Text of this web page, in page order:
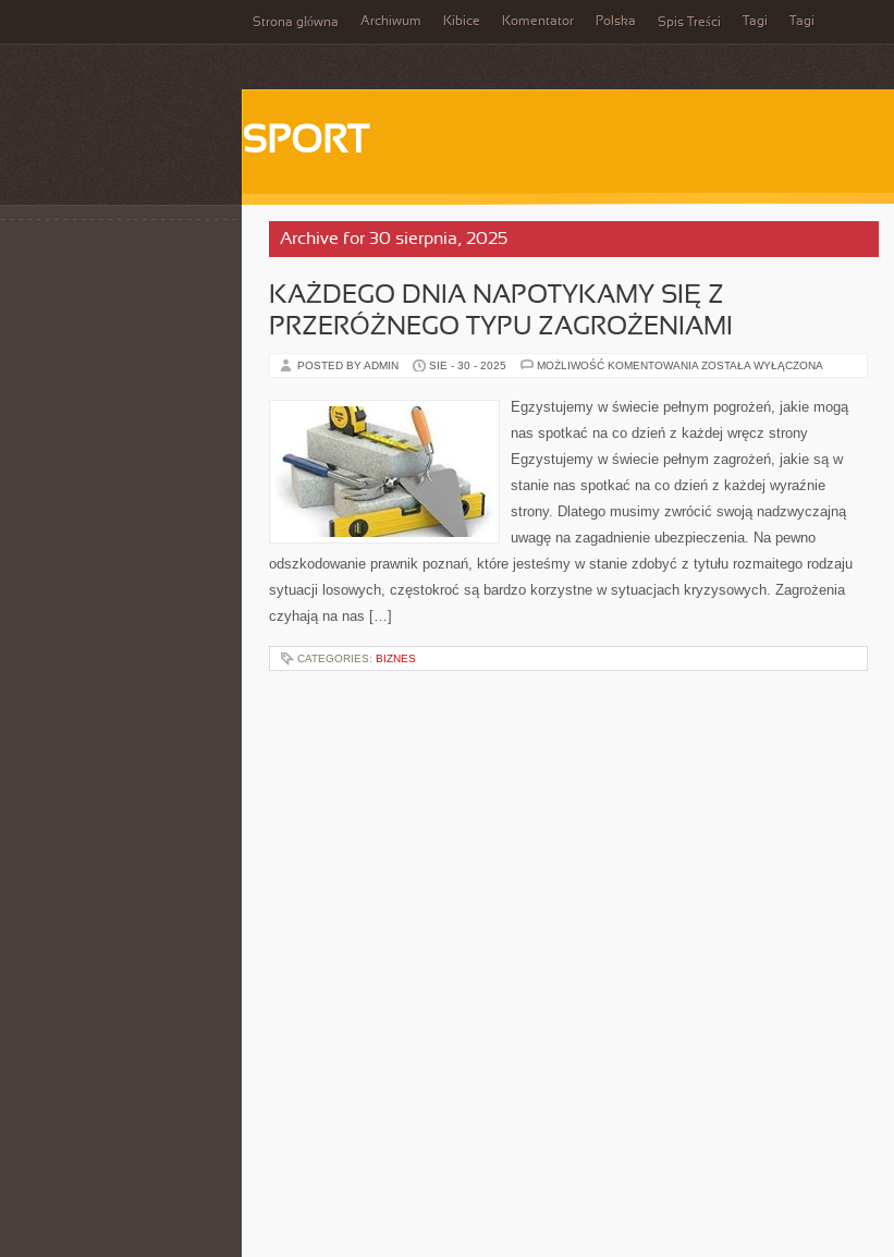
Strona główna Archiwum Kibice Komentator Polska Spis Treści Tagi Tagi
SPORT
Archive for 30 sierpnia, 2025
KAŻDEGO DNIA NAPOTYKAMY SIĘ Z
PRZERÓŻNEGO TYPU ZAGROŻENIAMI
POSTED BY ADMIN SIE - 30 - 2025 MOŻLIWOŚĆ KOMENTOWANIA KAŻDEGO
Z
TYPU
ZOSTAŁA WYŁĄCZONA
Egzystujemy w świecie pełnym pogrożeń, jakie mogą
nas spotkać na co dzień z każdej wręcz strony
Egzystujemy w świecie pełnym zagrożeń, jakie są w
stanie nas spotkać na co dzień z każdej wyraźnie
strony. Dlatego musimy zwrócić swoją nadzwyczajną
uwagę na zagadnienie ubezpieczenia. Na pewno
odszkodowanie prawnik poznań, które jesteśmy w stanie zdobyć z tytułu rozmaitego rodzaju
sytuacji losowych, częstokroć są bardzo korzystne w sytuacjach kryzysowych. Zagrożenia
czyhają na nas […]
CATEGORIES: BIZNES